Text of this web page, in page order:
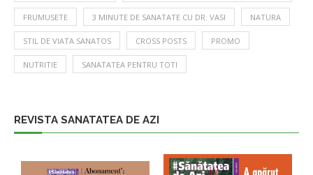
FRUMUSETE 3 MINUTE DE SANATATE CU DR. VASI NATURA
STIL DE VIATA SANATOS CROSS POSTS PROMO
NUTRITIE SANATATEA PENTRU TOTI
REVISTA SANATATEA DE AZI